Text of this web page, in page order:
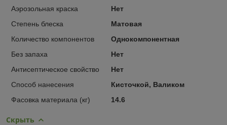
Аэрозольная краска
Нет
Степень блеска
Матовая
Количество компонентов
Однокомпонентная
Без запаха
Нет
Антисептическое свойство
Нет
Способ нанесения
Кисточкой, Валиком
Фасовка материала (кг)
14.6
Скрыть